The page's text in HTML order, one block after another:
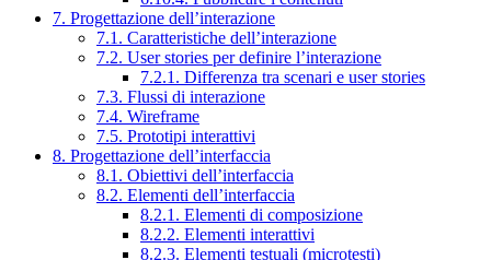
7. Progettazione dell’interazione
7.1. Caratteristiche dell’interazione
7.2. User stories per definire l’interazione
7.2.1. Differenza tra scenari e user stories
7.3. Flussi di interazione
7.4. Wireframe
7.5. Prototipi interattivi
8. Progettazione dell’interfaccia
8.1. Obiettivi dell’interfaccia
8.2. Elementi dell’interfaccia
8.2.1. Elementi di composizione
8.2.2. Elementi interattivi
8.2.3. Elementi testuali (microtesti)